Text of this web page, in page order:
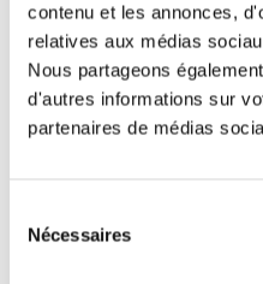
contenu et les annonces,
relatives aux médias
Nous partageons
d'autres informations sur
partenaires de médias
Nécessaires
vouloir -
nous